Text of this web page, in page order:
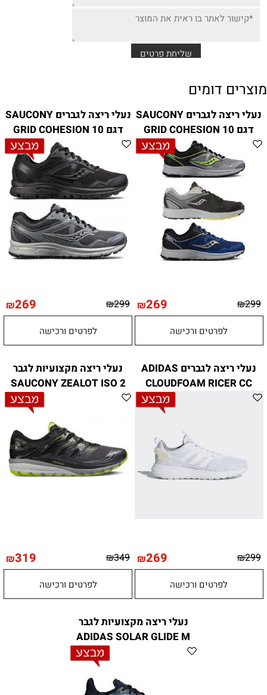
מוצרים דומים
נעלי ריצה לגברים SAUCONY
דגם GRID COHESION 10
₪299
₪269
לפרטים ורכישה
נעלי ריצה לגברים SAUCONY
דגם GRID COHESION 10
₪299
₪269
לפרטים ורכישה
נעלי ריצה לגברים ADIDAS
CLOUDFOAM RICER CC
₪299
₪269
לפרטים ורכישה
נעלי ריצה מקצועיות לגבר
SAUCONY ZEALOT ISO 2
₪349
₪319
לפרטים ורכישה
נעלי ריצה מקצועיות לגבר
ADIDAS SOLAR GLIDE M